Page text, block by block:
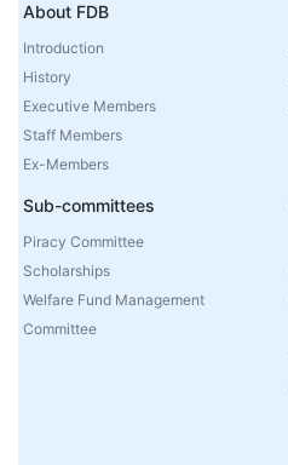
About FDB
Introduction
History
Executive Members
Staff Members
Ex-Members
Sub-committees
Piracy Committee
Scholarships
Welfare Fund Management
Committee